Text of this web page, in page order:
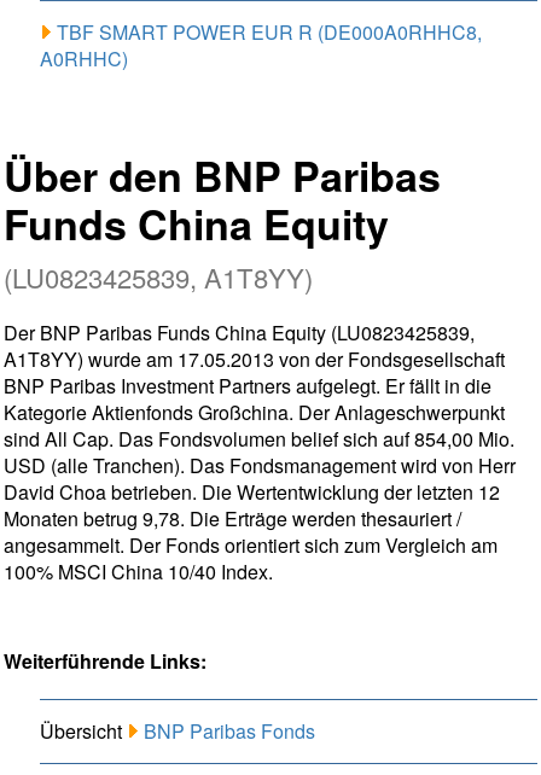
TBF SMART POWER EUR R (DE000A0RHHC8,
A0RHHC)
Über den BNP Paribas
Funds China Equity
(LU0823425839, A1T8YY)
Der BNP Paribas Funds China Equity (LU0823425839,
A1T8YY) wurde am 17.05.2013 von der Fondsgesellschaft
BNP Paribas Investment Partners aufgelegt. Er fällt in die
Kategorie Aktienfonds Großchina. Der Anlageschwerpunkt
sind All Cap. Das Fondsvolumen belief sich auf 854,00 Mio.
USD (alle Tranchen). Das Fondsmanagement wird von Herr
David Choa betrieben. Die Wertentwicklung der letzten 12
Monaten betrug 9,78. Die Erträge werden thesauriert /
angesammelt. Der Fonds orientiert sich zum Vergleich am
100% MSCI China 10/40 Index.
Weiterführende Links:
Übersicht BNP Paribas Fonds